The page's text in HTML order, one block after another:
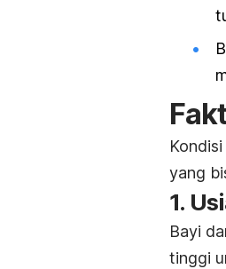
yang
1.
Bayi
tinggi